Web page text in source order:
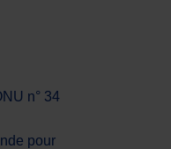
n° 34
pour